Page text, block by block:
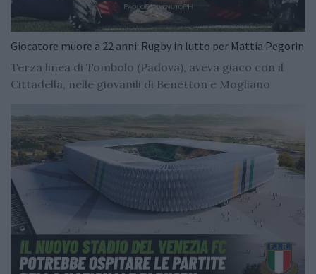
Giocatore muore a 22 anni: Rugby in lutto per Mattia Pegorin
Terza linea di Tombolo (Padova), aveva giaco con il
Cittadella, nelle giovanili di Benetton e Mogliano